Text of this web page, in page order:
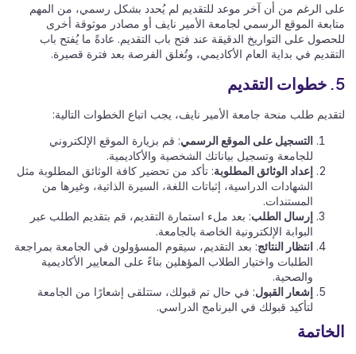
على الرغم من أن آخر موعد للتقديم لم يُحدد بشكل رسمي، من المهم
متابعة الموقع الرسمي لجامعة الأمير نايف أو مصادر موثوقة أخرى
للحصول على التواريخ الدقيقة عند فتح باب التقديم. عادةً ما يُفتح باب
التقديم في بداية العام الأكاديمي، وتُغلق الفرصة بعد فترة قصيرة.
5. خطوات التقديم
لتقديم طلب منحة جامعة الأمير نايف، يجب اتباع الخطوات التالية:
التسجيل على الموقع الرسمي: قم بزيارة الموقع الإلكتروني
للجامعة وتسجيل بياناتك الشخصية والأكاديمية.
إعداد الوثائق المطلوبة: تأكد من تحضير كافة الوثائق المطلوبة مثل
الشهادات الدراسية، إثباتات اللغة، السيرة الذاتية، وغيرها من
المستندات.
إرسال الطلب: بعد ملء استمارة التقديم، قم بتقديم الطلب عبر
البوابة الإلكترونية الخاصة بالجامعة.
انتظار النتائج: بعد التقديم، سيقوم المسؤولون في الجامعة بمراجعة
الطلبات واختيار الطلاب المؤهلين بناءً على المعايير الأكاديمية
والصحية.
إشعار القبول: في حال تم قبولك، ستتلقى إشعارًا من الجامعة
لتأكيد قبولك في البرنامج الدراسي.
الخاتمة